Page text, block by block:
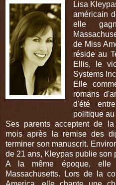
Lisa
américain
elle
de Miss
réside au
Ellis, le
Systems
Elle
romans
d'été
politique
Ses parents acceptent de
mois après la remise des
terminer son manuscrit.
de 21 ans, Kleypas publie son
A la même époque,
Massachusetts. Lors de la